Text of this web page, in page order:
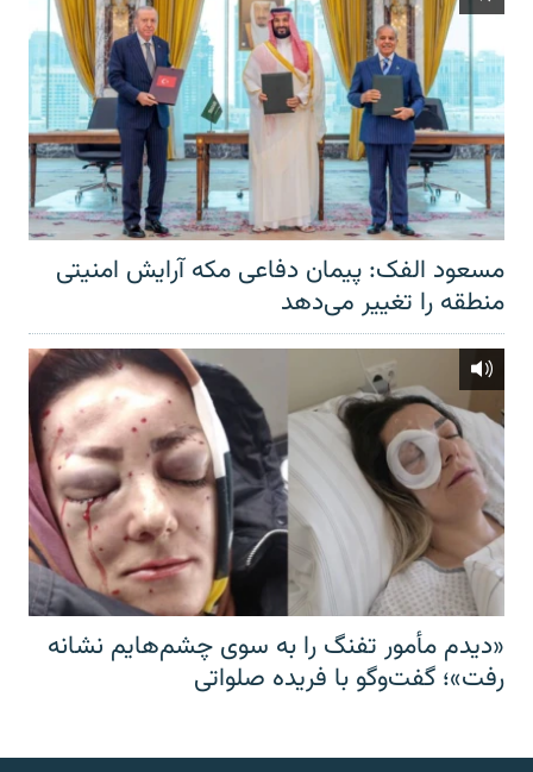
مسعود الفک: پیمان دفاعی مکه آرایش امنیتی
منطقه را تغییر می‌دهد
«دیدم مأمور تفنگ را به سوی چشم‌هایم نشانه
رفت»؛ گفت‌و‌گو با فریده صلواتی